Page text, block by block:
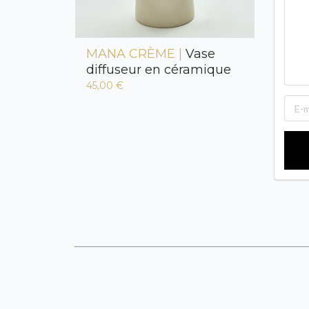
MANA CRÈME | Vase
diffuseur en céramique
45,00 €